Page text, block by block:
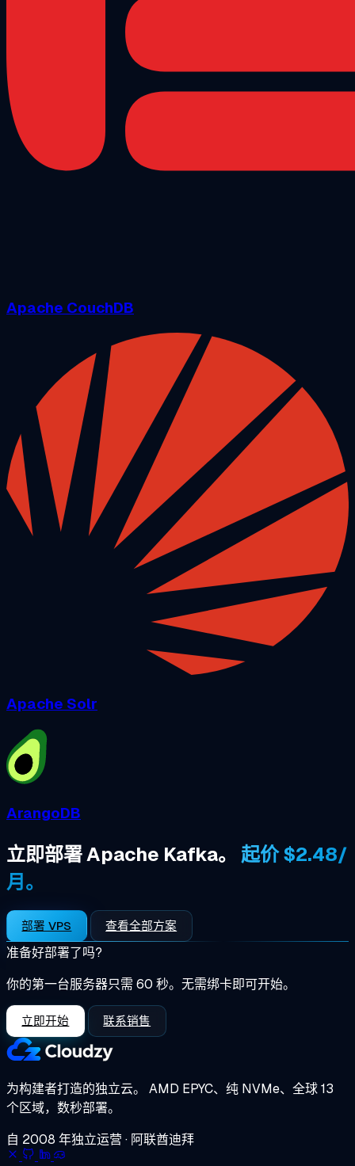
Apache CouchDB
Apache Solr
ArangoDB
立即部署 Apache Kafka。 起价 $2.48/
月。
部署 VPS 查看全部方案
准备好部署了吗?
你的第一台服务器只需 60 秒。无需绑卡即可开始。
立即开始 联系销售
为构建者打造的独立云。 AMD EPYC、纯 NVMe、全球 13
个区域，数秒部署。
自 2008 年独立运营 · 阿联酋迪拜